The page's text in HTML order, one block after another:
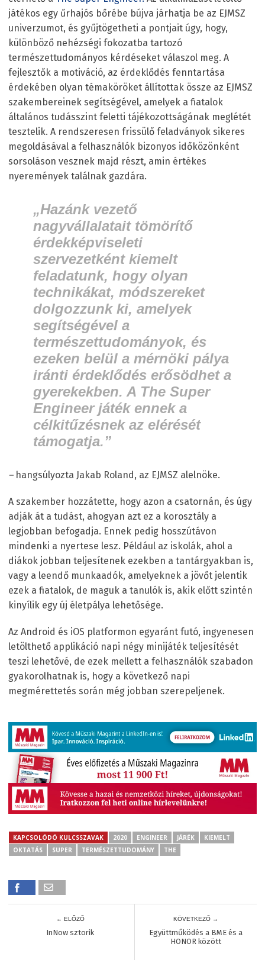
játékos egy űrhajós bőrébe bújva járhatja be az EJMSZ
univerzumot, és gyűjtögetheti a pontjait úgy, hogy,
különböző nehézségi fokozatba tartozó
természettudományos kérdéseket válaszol meg. A
fejlesztők a motiváció, az érdeklődés fenntartása
érdekében olyan témaköröket állítottak össze az EJMSZ
szakembereinek segítségével, amelyek a fiatalok
általános tudásszint feletti tájékozottságának meglétét
tesztelik. A rendszeresen frissülő feladványok sikeres
megoldásával a felhasználók bizonyos időközönként
sorsoláson vesznek majd részt, amin értékes
nyeremények találnak gazdára.
„Hazánk vezető
nagyvállalatait tömörítő
érdekképviseleti
szervezetként kiemelt
feladatunk, hogy olyan
technikákat, módszereket
dolgozzunk ki, amelyek
segítségével a
természettudományok, és
ezeken belül a mérnöki pálya
iránti érdeklődés erősödhet a
gyerekekben. A The Super
Engineer játék ennek a
célkitűzésnek az elérését
támogatja.”
– hangsúlyozta Jakab Roland, az EJMSZ alelnöke.
A szakember hozzátette, hogy azon a csatornán, és úgy
adják át a tudást, ahogyan azt ez a korosztály a
legjobban befogadja. Ennek pedig hosszútávon
mindenki a nyertese lesz. Például az iskolák, ahol a
diákok jobban teljesítenek ezekben a tantárgyakban is,
vagy a leendő munkaadók, amelyeknek a jövőt jelentik
ezek a fiatalok, de maguk a tanulók is, akik előtt szintén
kinyílik egy új életpálya lehetősége.
Az Android és iOS platformon egyaránt futó, ingyenesen
letölthető applikáció napi négy minijáték teljesítését
teszi lehetővé, de ezek mellett a felhasználók szabadon
gyakorolhatnak is, hogy a következő napi
megmérettetés során még jobban szerepeljenek.
KAPCSOLÓDÓ KULCSSZAVAK 2020 ENGINEER JÁRÉK
KIEMELT
OKTATÁS
SUPER TERMÉSZETTUDOMÁNY THE
← ELŐZŐ
InNow sztorik
KÖVETKEZŐ →
Együttműködés a BME és a
HONOR között